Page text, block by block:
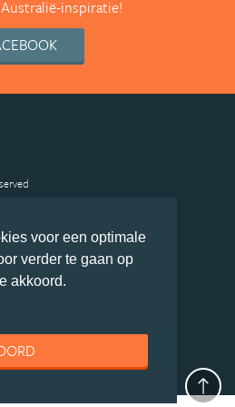
voor een optimale
verder te gaan op
akkoord.
inspiratie!
Disclaimer
Cookies